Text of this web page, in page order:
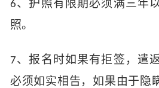
6、护照有限期必须满三年
照。
7、报名时如果有拒签，遣
必须如实相告，如果由于隐